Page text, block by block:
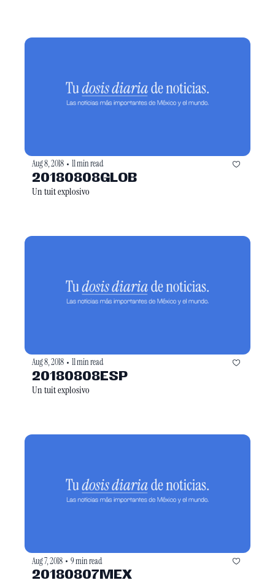
Aug 8, 2018 • 11 min read
20180808GLOB
Un tuit explosivo
Aug 8, 2018 • 11 min read
20180808ESP
Un tuit explosivo
Aug 7, 2018 • 9 min read
20180807MEX